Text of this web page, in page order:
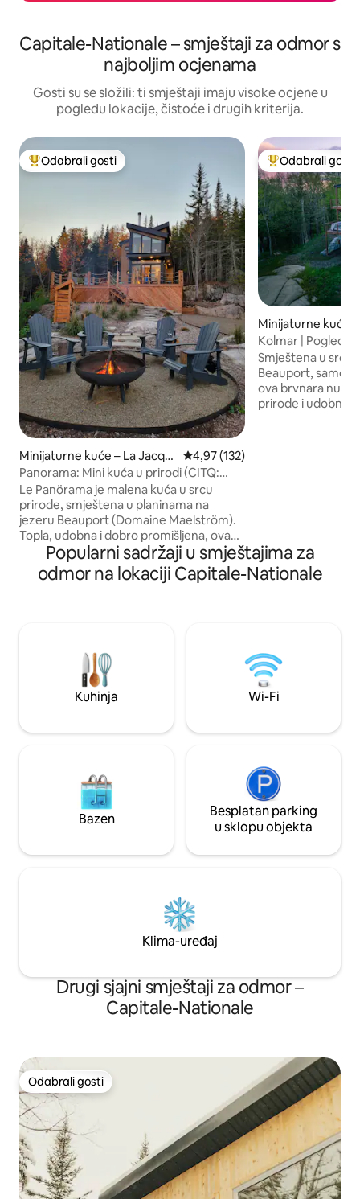
Capitale-Nationale – smještaji za odmor s
najboljim ocjenama
Gosti su se složili: ti smještaji imaju visoke ocjene u
pogledu lokacije, čistoće i drugih kriterija.
Među najviše rangiranima s oznakom „Odabrali gosti”
Odabrali gosti
Minijaturne kuće – La Jacqu
es-Cartier Regional County
Municipality
Prosječna ocjena: 4,97/5,
4,97 (132)
Panorama: Mini kuća u prirodi (CITQ:
303363)
Le Panörama je malena kuća u srcu
prirode, smještena u planinama na
jezeru Beauport (Domaine Maelström).
Topla, udobna i dobro promišljena, ova
se seoska kućica također odlikuje
sljedećim značajkama: prekrasni izlazci
sunca i jednako veličanstven pogled.
centar na otvorenom Sentiers du
pobjegnite od svakodnevice! U ovom
jedinstvenom smještaju okruženi ste
Među najviše
Odabrali gosti
Minijaturne kuće
port
Kolmar | Pogled
Quebeca
Smještena u srcu
Beauport, samo
ova brvnara nudi
prirode i
pustolovine i za
Popularni sadržaji u smještajima za
odmor na lokaciji Capitale-Nationale
Kuhinja Wi-Fi
Bazen
Besplatan parking
u sklopu objekta
Klima-uređaj
Drugi sjajni smještaji za odmor –
Capitale-Nationale
Odabrali gosti
Odabrali gosti